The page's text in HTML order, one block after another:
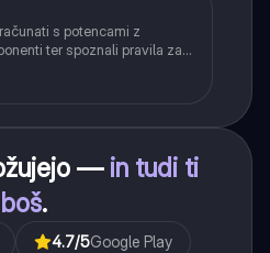
s potencami z
ter spoznali pravila za
bodo kvadratne in
korenjenje in racionalizacijo
— in tudi ti
boš.
4.7/5Google Play